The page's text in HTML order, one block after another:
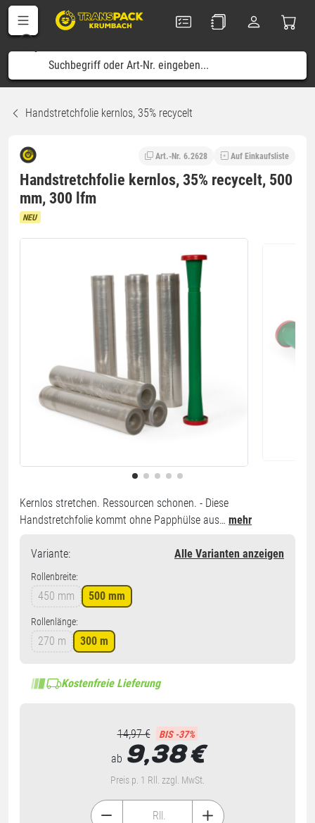
Handstretchfolie kernlos, 35% recycelt
Art.-Nr. 6.2628 Auf Einkaufsliste
Handstretchfolie kernlos, 35% recycelt, 500
mm, 300 lfm
NEU
Kernlos stretchen. Ressourcen schonen. - Diese
Handstretchfolie kommt ohne Papphülse aus… mehr
Variante: Alle Varianten anzeigen
Rollenbreite:
450 mm 500 mm
Rollenlänge:
270 m 300 m
Kostenfreie Lieferung
14,97 € BIS -37%
ab 9,38 €
Preis p. 1 Rll. zzgl. MwSt.
Rll.